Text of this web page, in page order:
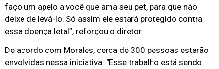
faço um apelo a você que ama seu pet, para que não
deixe de levá-lo. Só assim ele estará protegido contra
essa doença letal”, reforçou o diretor.
De acordo com Morales, cerca de 300 pessoas estarão
envolvidas nessa iniciativa. “Esse trabalho está sendo